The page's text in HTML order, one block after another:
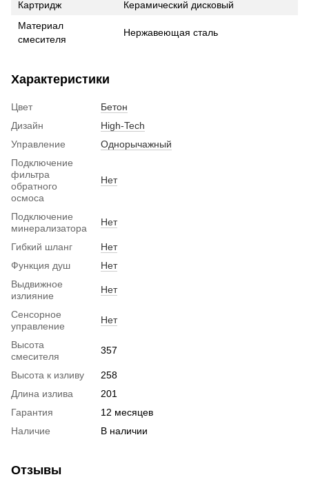
Картридж
Керамический дисковый
Материал
смесителя
Нержавеющая сталь
Характеристики
Цвет
Бетон
Дизайн
High-Tech
Управление
Однорычажный
Подключение
фильтра
обратного
осмоса
Нет
Подключение
минерализатора
Нет
Гибкий шланг
Нет
Функция душ
Нет
Выдвижное
излияние
Нет
Сенсорное
управление
Нет
Высота
смесителя
357
Высота к изливу
258
Длина излива
201
Гарантия
12 месяцев
Наличие
В наличии
Отзывы